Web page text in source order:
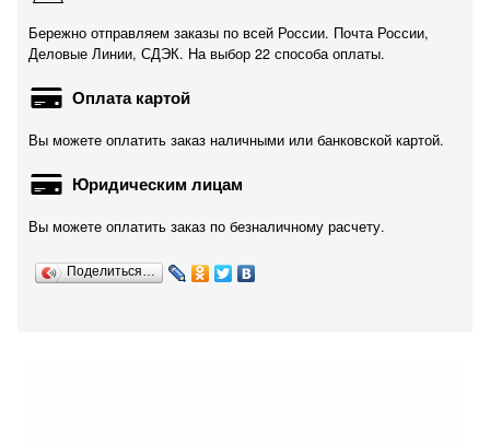
Бережно отправляем заказы по всей России. Почта России,
Деловые Линии, СДЭК. На выбор 22 способа оплаты.
Оплата картой
Вы можете оплатить заказ наличными или банковской картой.
Юридическим лицам
Вы можете оплатить заказ по безналичному расчету.
Поделиться…